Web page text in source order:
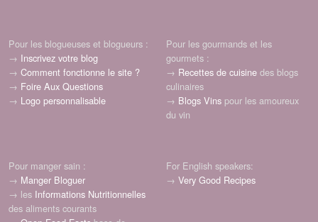
Pour les blogueuses et blogueurs :
→ Inscrivez votre blog
→ Comment fonctionne le site ?
→ Foire Aux Questions
→ Logo personnalisable
Pour les gourmands et les
gourmets :
→ Recettes de cuisine des blogs
culinaires
→ Blogs Vins pour les amoureux
du vin
Pour manger sain :
→ Manger Bloguer
→ les Informations Nutritionnelles
des aliments courants
For English speakers:
→ Very Good Recipes